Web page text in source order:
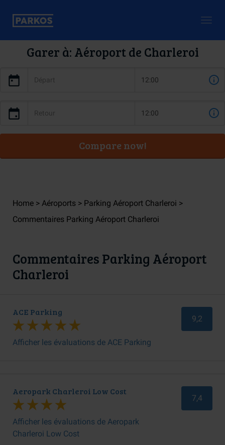
Garer à: Aéroport de Charleroi
Compare now!
Home Aéroports
Parking Aéroport Charleroi
Commentaires Parking Aéroport Charleroi
Commentaires Parking Aéroport
Charleroi
ACE Parking
Afficher les évaluations de ACE Parking
9,2
Aeropark Charleroi Low Cost
Afficher les évaluations de Aeropark
Charleroi Low Cost
7,4